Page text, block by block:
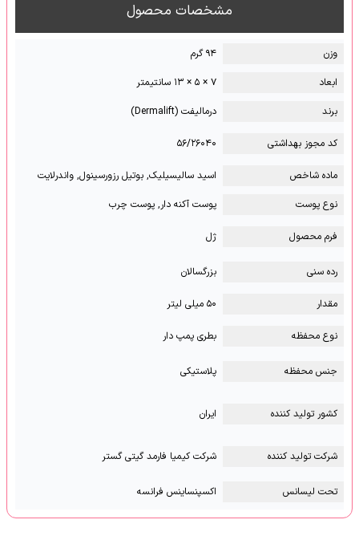
مشخصات محصول
وزن
۹۴ گرم
ابعاد
۷ × ۵ × ۱۳ سانتیمتر
برند
درمالیفت (Dermalift)
کد مجوز بهداشتی ۵۶/۲۶۰۴۰
ماده شاخص
اسید سالیسیلیک, بوتیل رزورسینول, واندرلایت
نوع پوست
پوست آکنه دار, پوست چرب
فرم محصول ژل
رده سنی بزرگسالان
مقدار ۵۰ میلی لیتر
نوع محفظه بطری پمپ دار
جنس محفظه پلاستیکی
کشور تولید کننده ایران
شرکت تولید کننده شرکت کیمیا فارمد گیتی گستر
تحت لیسانس اکسپنساینس فرانسه